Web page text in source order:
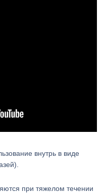
внутрь в виде
при тяжелом течении